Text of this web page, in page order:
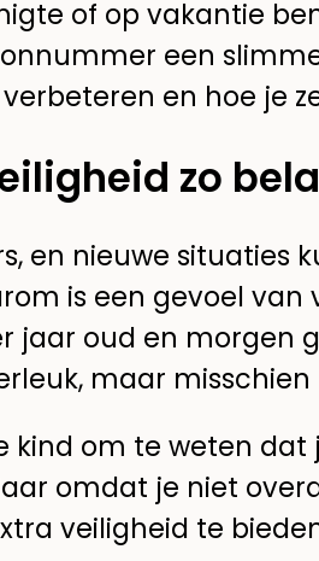
of op vakantie
een
en hoe je
zo
en nieuwe situaties
is een gevoel van
jaar oud en morgen
maar
kind om te weten
omdat je niet
veiligheid te